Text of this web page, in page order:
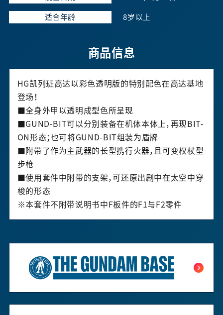
适合年龄 8岁以上
商品信息
HG凯列班高达以彩色透明版的特别配色在高达基地
登场！
■全身外甲以透明成型色所呈现
■GUND-BIT可以分别装备在机体本体上，再现BIT-
ON形态；也可将GUND-BIT组装为盾牌
■附带了作为主武器的长型携行火器，且可变权杖型
步枪
■使用套件中附带的支架，可还原出剧中在太空中穿
梭的形态
※本套件不附带说明书中F板件的F1与F2零件